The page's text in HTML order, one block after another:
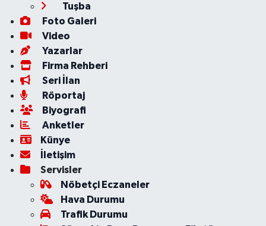
Tuşba
Foto Galeri
Video
Yazarlar
Firma Rehberi
Seri İlan
Röportaj
Biyografi
Anketler
Künye
İletişim
Servisler
Nöbetçi Eczaneler
Hava Durumu
Trafik Durumu